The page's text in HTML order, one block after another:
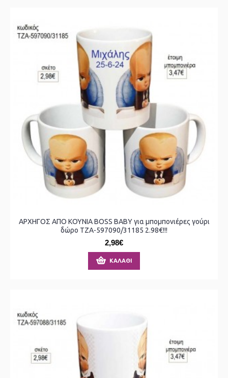
ΑΡΧΗΓΟΣ ΑΠΟ ΚΟΥΝΙΑ BOSS BABY για μπομπονιέρες γούρι
δώρο ΤΖΑ-597090/31185 2.98€!!!
2,98€
ΚΑΛΆΘΙ